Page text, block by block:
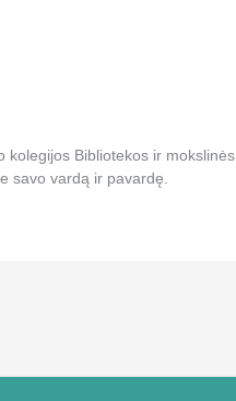
kolegijos Bibliotekos ir mokslinės
savo vardą ir pavardę.